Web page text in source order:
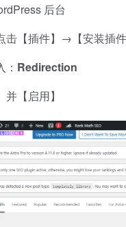
后台
击【插件】→【安装插件
Redirection
【启用】